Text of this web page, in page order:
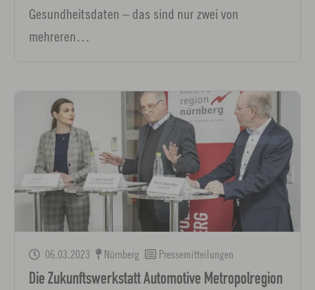
Gesundheitsdaten – das sind nur zwei von
mehreren…
06.03.2023 Nürnberg Pressemitteilungen
Die Zukunftswerkstatt Automotive Metropolregion